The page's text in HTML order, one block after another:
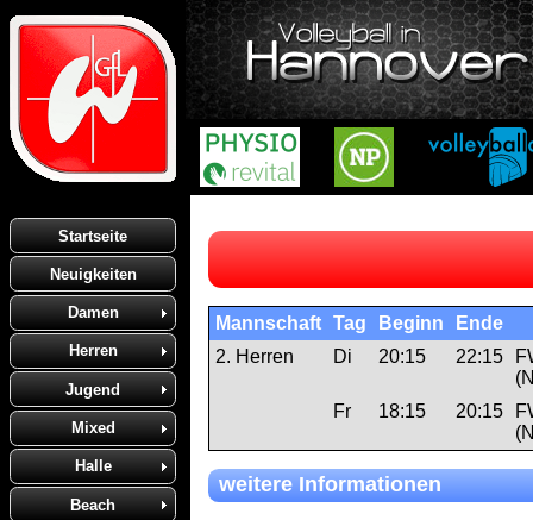
Startseite
Neuigkeiten
Damen
Herren
Jugend
Mixed
Halle
Beach
Mannschaft Tag Beginn
Ende
2. Herren
Di 20:15 22:15
Fr
18:15 20:15
weitere Informationen